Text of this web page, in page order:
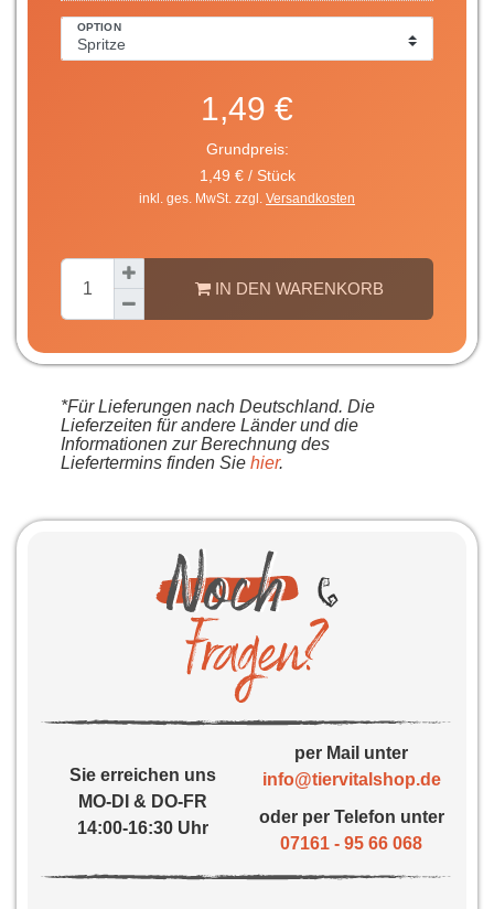
OPTION
1,49 €
Grundpreis:
1,49 € / Stück
inkl. ges. MwSt. zzgl. Versandkosten
IN DEN WARENKORB
*Für Lieferungen nach Deutschland. Die
Lieferzeiten für andere Länder und die
Informationen zur Berechnung des
Liefertermins finden Sie hier.
Sie erreichen uns
MO-DI & DO-FR
14:00-16:30 Uhr
per Mail unter
info@tiervitalshop.de
oder per Telefon unter
07161 - 95 66 068